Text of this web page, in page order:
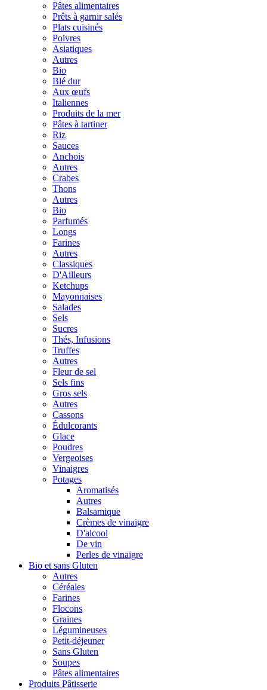
Pâtes alimentaires
Prêts à garnir salés
Plats cuisinés
Poivres
Asiatiques
Autres
Bio
Blé dur
Aux œufs
Italiennes
Produits de la mer
Pâtes à tartiner
Riz
Sauces
Anchois
Autres
Crabes
Thons
Autres
Bio
Parfumés
Longs
Farines
Autres
Classiques
D'Ailleurs
Ketchups
Mayonnaises
Salades
Sels
Sucres
Thés, Infusions
Truffes
Autres
Fleur de sel
Sels fins
Gros sels
Autres
Cassons
Édulcorants
Glace
Poudres
Vergeoises
Vinaigres
Potages
Aromatisés
Autres
Balsamique
Crèmes de vinaigre
D'alcool
De vin
Perles de vinaigre
Bio et sans Gluten
Autres
Céréales
Farines
Flocons
Graines
Légumineuses
Petit-déjeuner
Sans Gluten
Soupes
Pâtes alimentaires
Produits Pâtisserie